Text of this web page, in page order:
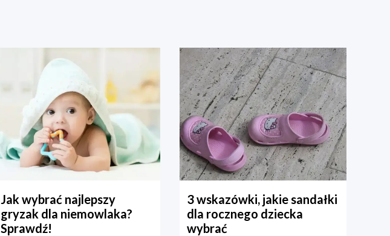
Jak wybrać najlepszy
gryzak dla niemowlaka?
Sprawdź!
3 wskazówki, jakie sandałki
dla rocznego dziecka
wybrać